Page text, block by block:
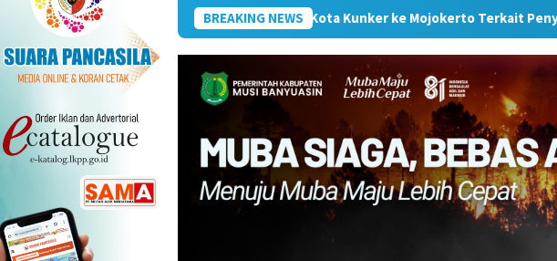
BREAKING NEWS
Wali Kota Kunker ke Mojokerto Terkait Penyelenggaraan Infrastruktur